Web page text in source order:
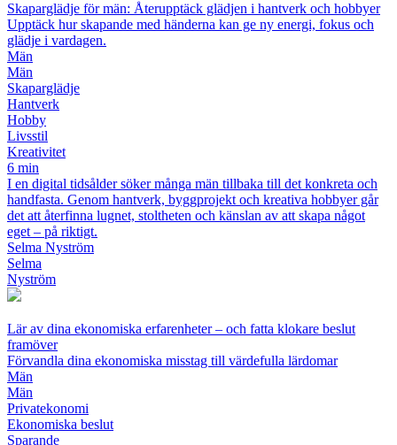
Skaparglädje för män: Återupptäck glädjen i hantverk och hobbyer
Upptäck hur skapande med händerna kan ge ny energi, fokus och
glädje i vardagen.
Män
Män
Skaparglädje
Hantverk
Hobby
Livsstil
Kreativitet
6 min
I en digital tidsålder söker många män tillbaka till det konkreta och
handfasta. Genom hantverk, byggprojekt och kreativa hobbyer går
det att återfinna lugnet, stoltheten och känslan av att skapa något
eget – på riktigt.
Selma Nyström
Selma
Nyström
Lär av dina ekonomiska erfarenheter – och fatta klokare beslut
framöver
Förvandla dina ekonomiska misstag till värdefulla lärdomar
Män
Män
Privatekonomi
Ekonomiska beslut
Sparande